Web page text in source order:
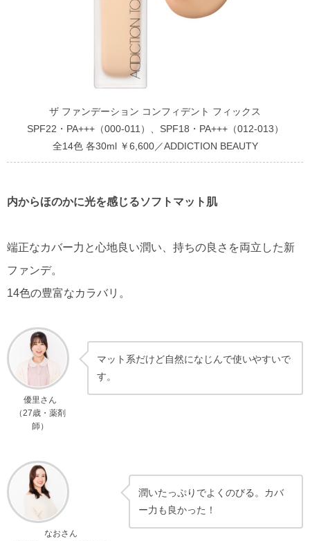
ザ ファンデーション コンフィデント フィックス
SPF22・PA+++（000-011）、SPF18・PA+++（012-013）
全14色 各30ml ￥6,600／ADDICTION BEAUTY
内からほのかに光を感じるソフトマット肌
端正なカバー力と心地良い潤い、持ちの良さを両立した新
ファンデ。
14色の豊富なカラバリ。
優里さん
（27歳・薬剤
師）
マット系だけど自然になじんで使いやすいで
す。
なおさん
潤いたっぷりでよくのびる。カバ
ー力も良かった！